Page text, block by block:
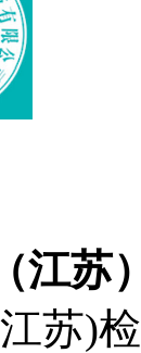
江苏
苏)